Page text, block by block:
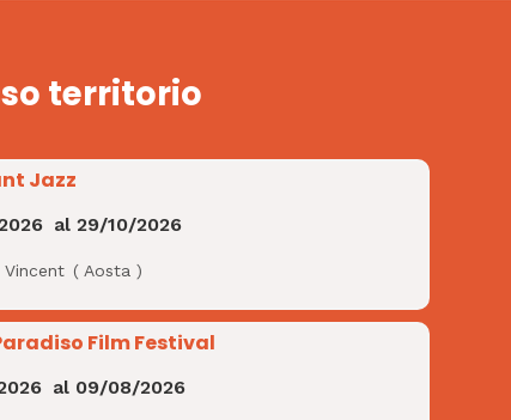
territorio
Jazz
al29/10/2026
Vincent (Aosta )
Film Festival
al 09/08/2026